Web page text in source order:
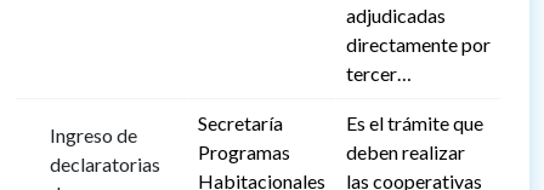
adjudicadas
directamente por
tercer…
Ingreso de
declaratorias
Secretaría
Programas
Habitacionales
Es el trámite que
deben realizar
las cooperativas